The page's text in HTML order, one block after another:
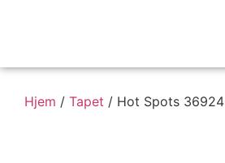
Hjem / Tapet / Hot Spots